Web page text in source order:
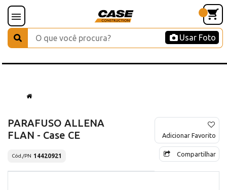
Usar Foto
PARAFUSO ALLENA
FLAN - Case CE
Cód./PN 14420921
Adicionar Favorito
Compartilhar